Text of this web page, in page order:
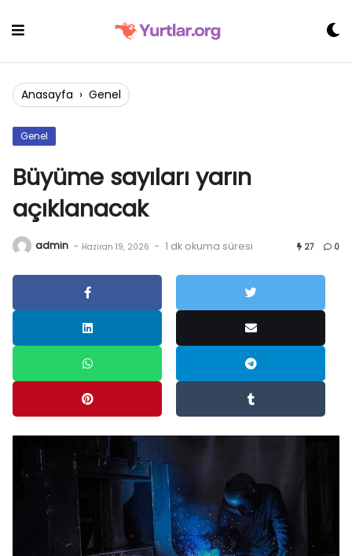
Anasayfa › Genel
Genel
Büyüme sayıları yarın
açıklanacak
admin - Haziran 19, 2026 - 1 dk okuma süresi 27 0